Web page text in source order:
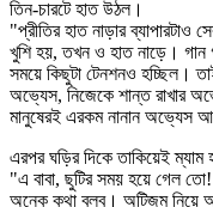
তিন-চারটে হাত উঠল।
"প্রীতির হাত নাড়ার
খুশি হয়, তখন ও হাত নাড়ে। গান
সময়ে কিছুটা টেনশনও হচ্ছিল।
অভ্যেস, নিজেকে শান্ত রাখার
মানুষেরই এরকম নানান অভ্যেস
এরপর ঘড়ির দিকে তাকিয়েই
"এ বাবা, ছুটির সময় হয়ে গেল
অনেক কথা বলব। অটিজম নিয়ে